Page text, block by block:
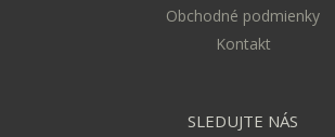
Obchodné podmienky
Kontakt
SLEDUJTE NÁS